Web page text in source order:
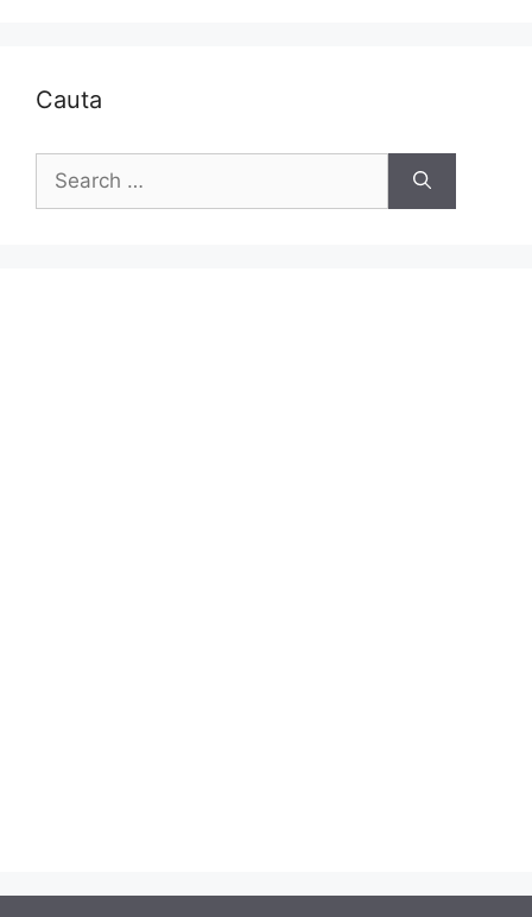
Cauta
for: